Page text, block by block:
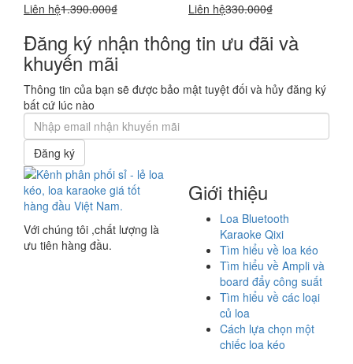
Liên hệ1.390.000₫ Liên hệ330.000₫
Đăng ký nhận thông tin ưu đãi và
khuyến mãi
Thông tin của bạn sẽ được bảo mật tuyệt đối và hủy đăng ký
bất cứ lúc nào
Đăng ký
Với chúng tôi ,chất lượng là
ưu tiên hàng đầu.
Giới thiệu
Loa Bluetooth
Karaoke Qixi
Tìm hiểu về loa kéo
Tìm hiểu về Ampli và
board đẩy công suất
Tìm hiểu về các loại
củ loa
Cách lựa chọn một
chiếc loa kéo